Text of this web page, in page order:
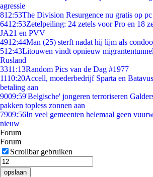
agressie
812:53The Division Resurgence nu gratis op pc
6412:53Zetelpeiling: 24 zetels voor Pro en 18
JA21 en PVV
4912:44Man (25) sterft nadat hij lijm als
512:43Litouwen vindt opnieuw
Rusland
3311:13Random Pics van de Dag #1977
1110:20Accell, moederbedrijf Sparta en
betaling aan
9009:59'Belgische' jongeren terroriseren
pakken topless zonnen aan
7909:56In veel gemeenten helemaal geen
nieuw
Forum
Forum
Scrollbar gebruiken
opslaan